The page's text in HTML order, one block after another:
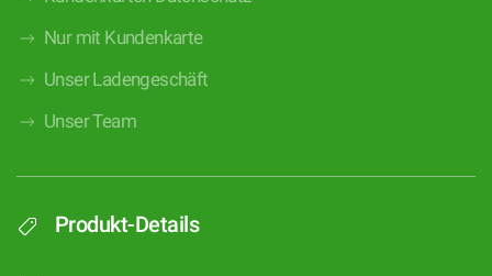
Nur mit Kundenkarte
Unser Ladengeschäft
Unser Team
Produkt-Details